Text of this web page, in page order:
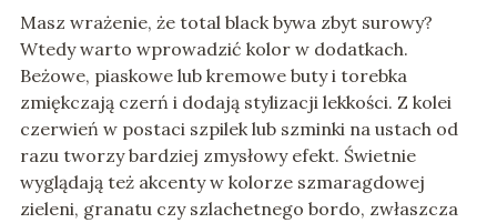
Masz wrażenie, że total black bywa zbyt surowy?
Wtedy warto wprowadzić kolor w dodatkach.
Beżowe, piaskowe lub kremowe buty i torebka
zmiękczają czerń i dodają stylizacji lekkości. Z kolei
czerwień w postaci szpilek lub szminki na ustach od
razu tworzy bardziej zmysłowy efekt. Świetnie
wyglądają też akcenty w kolorze szmaragdowej
zieleni, granatu czy szlachetnego bordo, zwłaszcza